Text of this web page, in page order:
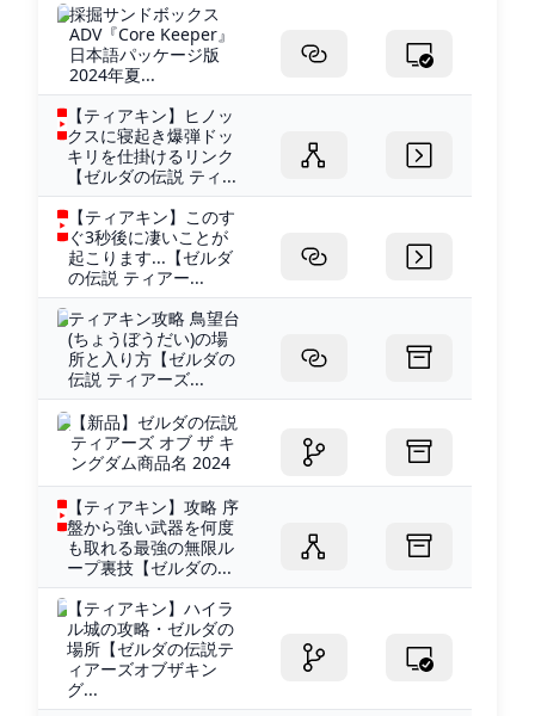
採掘サンドボックス
ADV『Core Keeper』
日本語パッケージ版
2024年夏...
【ティアキン】ヒノッ
クスに寝起き爆弾ドッ
キリを仕掛けるリンク
【ゼルダの伝説 ティ...
【ティアキン】このす
ぐ3秒後に凄いことが
起こります...【ゼルダ
の伝説 ティアー...
ティアキン攻略 鳥望台
(ちょうぼうだい)の場
所と入り方【ゼルダの
伝説 ティアーズ...
【新品】ゼルダの伝説
ティアーズ オブ ザ キ
ングダム商品名 2024
【ティアキン】攻略 序
盤から強い武器を何度
も取れる最強の無限ル
ープ裏技【ゼルダの...
【ティアキン】ハイラ
ル城の攻略・ゼルダの
場所【ゼルダの伝説テ
ィアーズオブザキン
グ...